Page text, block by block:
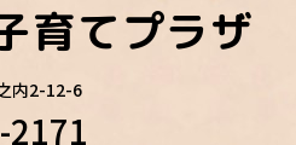
育てプラザ
内2-12-6